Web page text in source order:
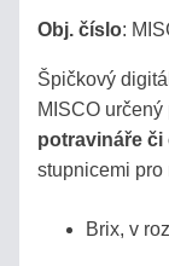
Obj. číslo:
Špičkový
MISCO
potravináře
stupnicemi pro
Brix, v